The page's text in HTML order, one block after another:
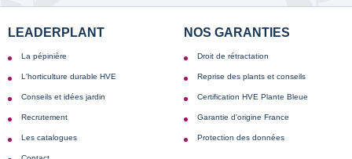
LEADERPLANT
La pépinière
L'horticulture durable HVE
Conseils et idées jardin
Recrutement
Les catalogues
NOS GARANTIES
Droit de rétractation
Reprise des plants et conseils
Certification HVE Plante Bleue
Garantie d'origine France
Protection des données